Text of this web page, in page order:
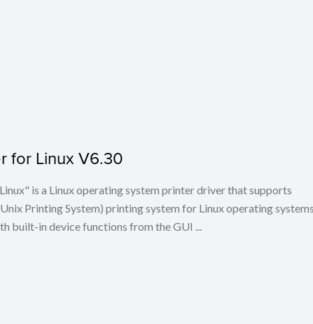
for Linux V6.30
is a Linux operating system printer driver that supports
Printing System) printing system for Linux operating systems.
built-in device functions from the GUI ...